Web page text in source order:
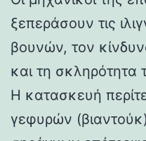
ξεπεράσουν τις
βουνών, τον
και τη σκληρότητα
Η κατασκευή
γεφυρών